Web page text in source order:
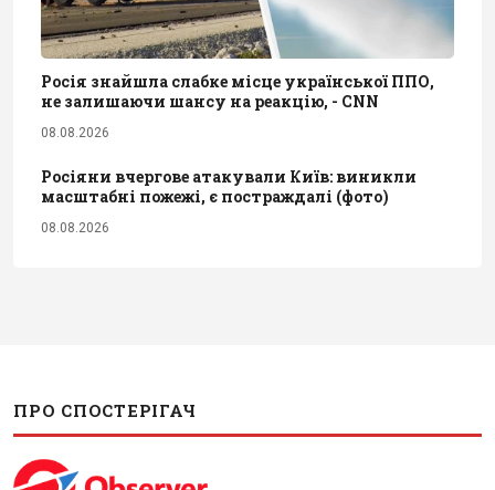
Росія знайшла слабке місце української ППО,
не залишаючи шансу на реакцію, - CNN
08.08.2026
Росіяни вчергове атакували Київ: виникли
масштабні пожежі, є постраждалі (фото)
08.08.2026
ПРО СПОСТЕРІГАЧ